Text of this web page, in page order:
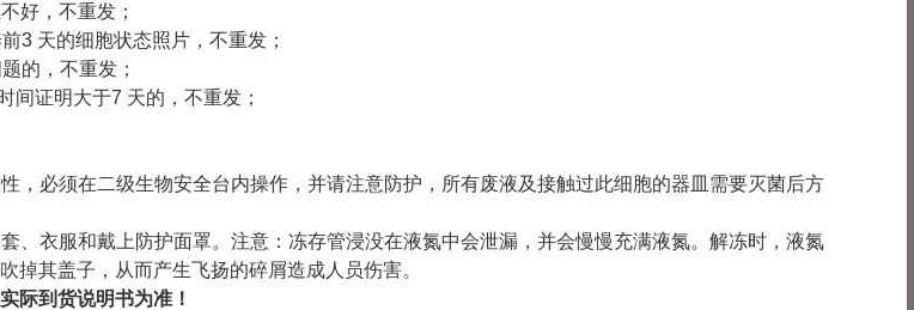
好，不重发；
3 天的细胞状态照片，不重发；
的，不重发；
间证明大于7 天的，不重发；
，必须在二级生物安全台内操作，并请注意防护，所有废液及接触过此细胞的器皿需要灭菌后方
、衣服和戴上防护面罩。注意：冻存管浸没在液氮中会泄漏，并会慢慢充满液氮。解冻时，液氮
掉其盖子，从而产生飞扬的碎屑造成人员伤害。
际到货说明书为准！